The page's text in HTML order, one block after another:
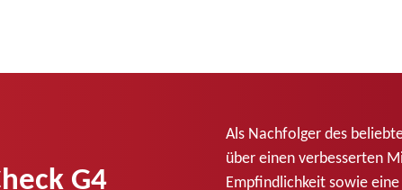
G4
Als Nachfolger des
über einen verbesserten
Empfindlichkeit sowie